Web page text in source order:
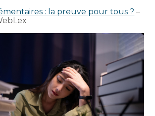
: la preuve pour tous ? –